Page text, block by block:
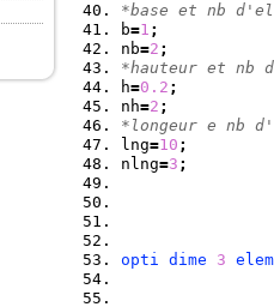
*base et nb
b=1 ;
nb=2 ;
*hauteur et nb
h=0.2 ;
nh=2 ;
*longeur e nb
lng=10 ;
nlng=3 ;
opti dime 3 elem